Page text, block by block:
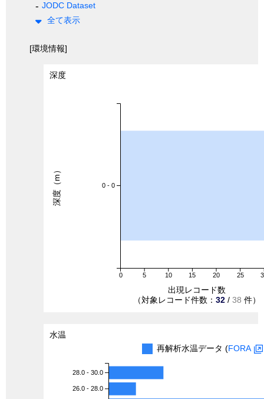
JODC Dataset
全て表示
[環境情報]
深度
0 5 10 15 20 25
0 - 0
出現レコード数
（対象レコード件数： 32 / 38 件）
深度（m）
水温
再解析水温データ (FORA
28.0 - 30.0
26.0 - 28.0